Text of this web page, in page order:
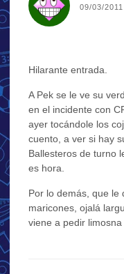
09/03/
Hilarante entrada.
A Pek se le ve su
en el incidente con
ayer tocándole los
cuento, a ver si hay
Ballesteros de turno
es hora.
Por lo demás, que le
maricones, ojalá
viene a pedir